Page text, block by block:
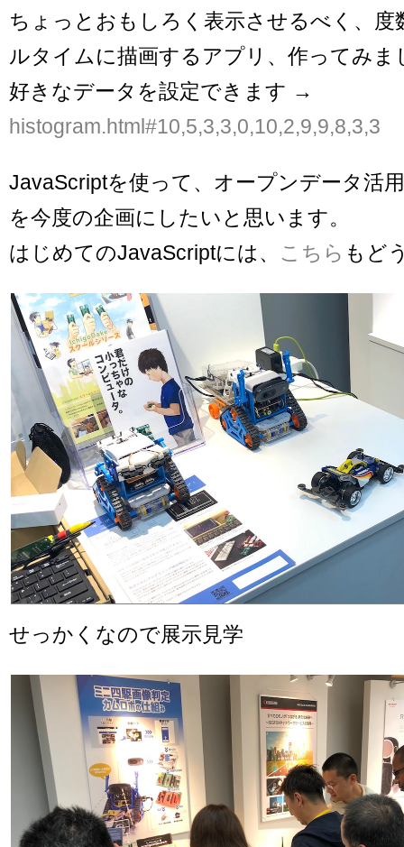
ちょっとおもしろく表示させるべく、度
ルタイムに描画するアプリ、作ってみま
好きなデータを設定できます →
histogram.html#10,5,3,3,0,10,2,9,9,8,3,3
JavaScriptを使って、オープンデータ活
を今度の企画にしたいと思います。
はじめてのJavaScriptには、 こちら もど
せっかくなので展示見学